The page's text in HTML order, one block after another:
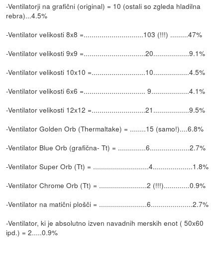
-Ventilatorji na grafični (original) = 10 (ostali so zgleda hladilna
rebra)...4.5%
-Ventilator velikosti 8x8 =..............................103 (!!!) .........47%
-Ventilator velikosti 9x9 =...............................20..................9.1%
-Ventilator velikosti 10x10 =...........................10..................4.5%
-Ventilator velikosti 6x6 =............................... 9...................4.1%
-Ventilator velikosti 12x12 =...........................21..................9.5%
-Ventilator Golden Orb (Thermaltake) = ........15 (samo!)....6.8%
-Ventilator Blue Orb (grafična- Tt) = ..............6....................2.7%
-Ventilator Super Orb (Tt) = ............................4....................1.8%
-Ventilator Chrome Orb (Tt) = ........................2 (!!!).............0.9%
-Ventilator na matični plošči = ........................6.....................2.7%
-Ventilator, ki je absolutno izven navadnih merskih enot ( 50x60
ipd.) = 2.....0.9%